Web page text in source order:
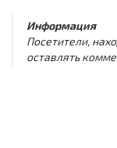
Информация
Посетители,
оставлять